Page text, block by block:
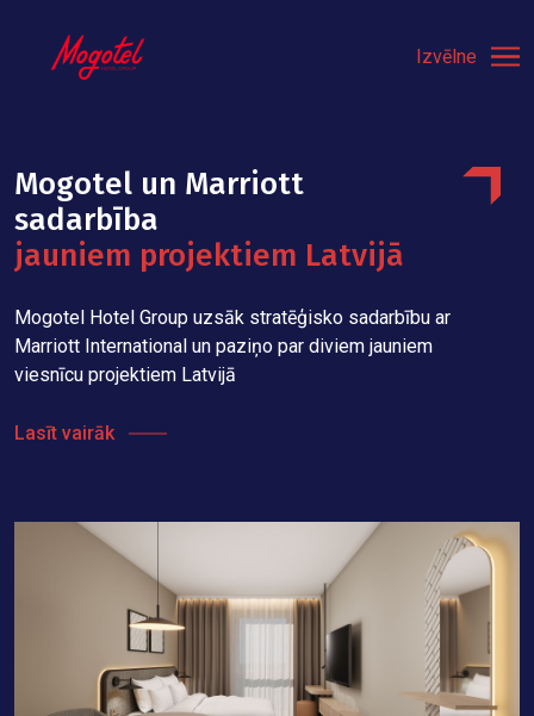
Izvēlne
Mogotel un Marriott
sadarbība
jauniem projektiem Latvijā
Mogotel Hotel Group uzsāk stratēģisko sadarbību ar
Marriott International un paziņo par diviem jauniem
viesnīcu projektiem Latvijā
Lasīt vairāk